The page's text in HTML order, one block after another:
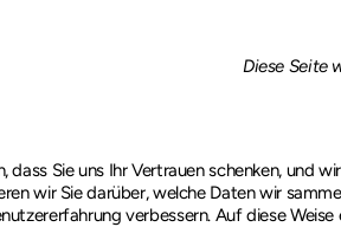
Diese Seite
dass Sie uns Ihr Vertrauen schenken, und
wir Sie darüber, welche Daten wir
verbessern. Auf diese